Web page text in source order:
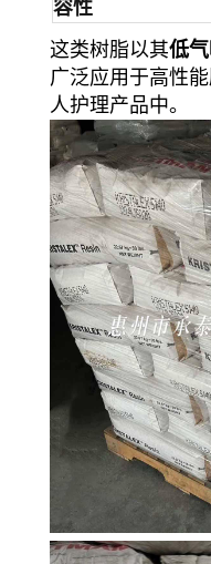
容性
这类树脂以其低
广泛应用于高性
人护理产品中。